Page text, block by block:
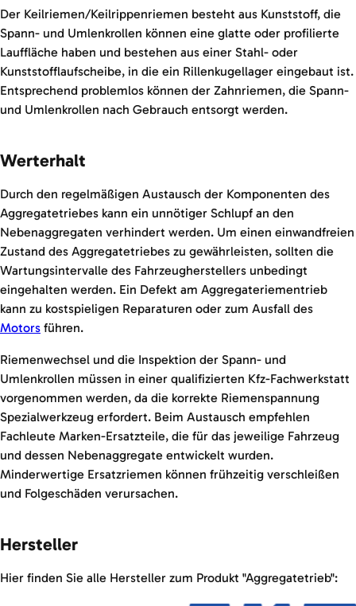
Der Keilriemen/Keilrippenriemen besteht aus Kunststoff, die
Spann- und Umlenkrollen können eine glatte oder profilierte
Lauffläche haben und bestehen aus einer Stahl- oder
Kunststofflaufscheibe, in die ein Rillenkugellager eingebaut ist.
Entsprechend problemlos können der Zahnriemen, die Spann-
und Umlenkrollen nach Gebrauch entsorgt werden.
Werterhalt
Durch den regelmäßigen Austausch der Komponenten des
Aggregatetriebes kann ein unnötiger Schlupf an den
Nebenaggregaten verhindert werden. Um einen einwandfreien
Zustand des Aggregatetriebes zu gewährleisten, sollten die
Wartungsintervalle des Fahrzeugherstellers unbedingt
eingehalten werden. Ein Defekt am Aggregateriementrieb
kann zu kostspieligen Reparaturen oder zum Ausfall des
Motors führen.
Riemenwechsel und die Inspektion der Spann- und
Umlenkrollen müssen in einer qualifizierten Kfz-Fachwerkstatt
vorgenommen werden, da die korrekte Riemenspannung
Spezialwerkzeug erfordert. Beim Austausch empfehlen
Fachleute Marken-Ersatzteile, die für das jeweilige Fahrzeug
und dessen Nebenaggregate entwickelt wurden.
Minderwertige Ersatzriemen können frühzeitig verschleißen
und Folgeschäden verursachen.
Hersteller
Hier finden Sie alle Hersteller zum Produkt "Aggregatetrieb":